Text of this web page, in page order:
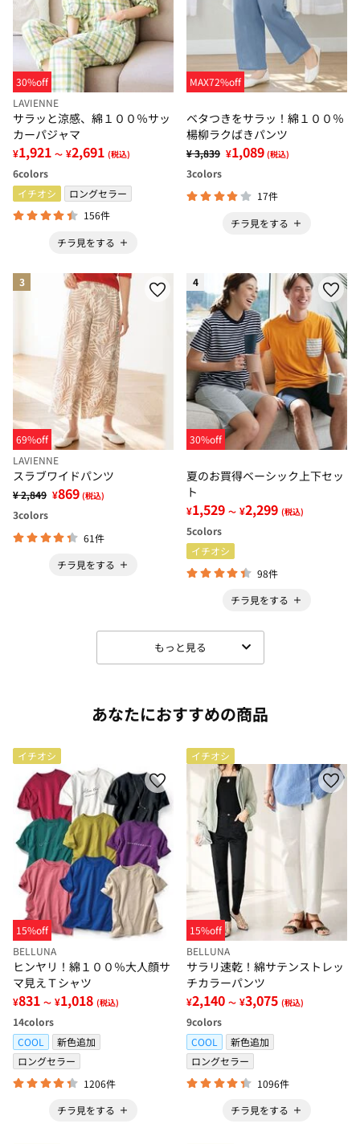
30%off
LAVIENNE
サラッと涼感、綿１００％サッ
カーパジャマ
¥1,921 ～ ¥2,691 (税込)
6colors
イチオシ
ロングセラー
156件
チラ見をする
MAX72%off
ベタつきをサラッ！綿１００％
楊柳ラクばきパンツ
¥ 3,839 ¥1,089 (税込)
3colors
17件
チラ見をする
3
69%off
LAVIENNE
スラブワイドパンツ
¥ 2,849 ¥869 (税込)
3colors
61件
チラ見をする
4
30%off
夏のお買得ベーシック上下セッ
ト
¥1,529 ～ ¥2,299 (税込)
5colors
イチオシ
98件
チラ見をする
もっと見る
あなたにおすすめの商品
イチオシ
15%off
BELLUNA
ヒンヤリ！綿１００％大人顔サ
マ見えＴシャツ
¥831 ～ ¥1,018 (税込)
14colors
COOL
新色追加
ロングセラー
1206件
チラ見をする
イチオシ
15%off
BELLUNA
サラリ速乾！綿サテンストレッ
チカラーパンツ
¥2,140 ～ ¥3,075 (税込)
9colors
COOL
新色追加
ロングセラー
1096件
チラ見をする